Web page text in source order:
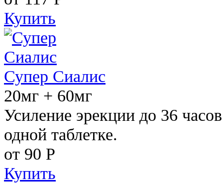
Купить
Супер Сиалис
20мг + 60мг
Усиление эрекции до 36
одной таблетке.
от 90 Р
Купить